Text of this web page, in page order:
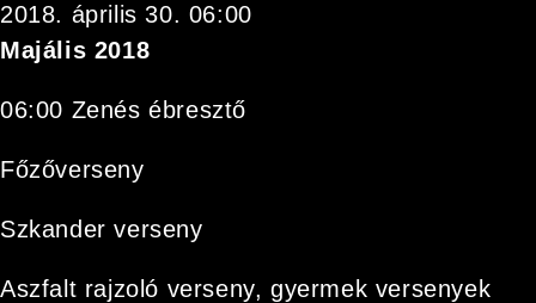
2018. április 30. 06:00
Majális 2018
06:00 Zenés ébresztő
Főzőverseny
Szkander verseny
Aszfalt rajzoló verseny, gyermek versenyek